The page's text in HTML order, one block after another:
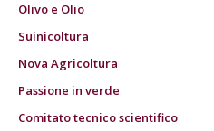
Olivo e Olio
Suinicoltura
Nova Agricoltura
Passione in verde
Comitato tecnico scientifico